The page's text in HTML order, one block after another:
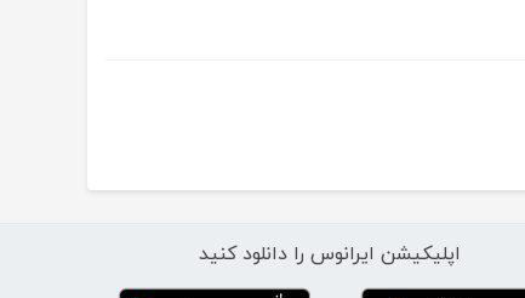
اپلیکیشن ایرانوس را دانلود کنید